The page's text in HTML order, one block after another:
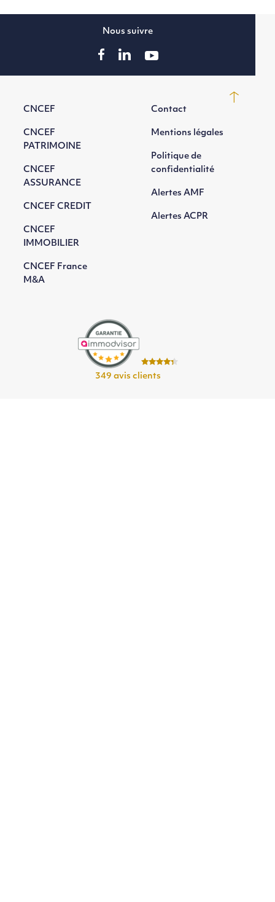
349 avis clients
CNCEF
CNCEF
PATRIMOINE
CNCEF
ASSURANCE
CNCEF CREDIT
CNCEF
IMMOBILIER
CNCEF France
M&A
Contact
Mentions légales
Politique de
confidentialité
Alertes AMF
Alertes ACPR
Nous suivre